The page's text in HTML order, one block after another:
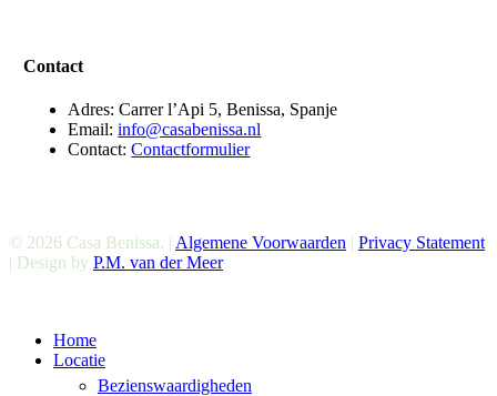
Contact
Adres: Carrer l’Api 5, Benissa, Spanje
Email:info@casabenissa.nl
Contact:Contactformulier
© 2026 Casa Benissa. | Algemene Voorwaarden | Privacy Statement
| Design by P.M. van der Meer
Menu
sluiten
Home
Locatie
Bezienswaardigheden